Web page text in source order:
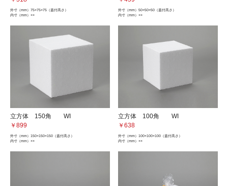
外寸（mm） 75×75×75（蓋付高さ）
内寸（mm） ××
外寸（mm） 50×50×50（蓋付高さ）
内寸（mm） ××
立方体 150角 WI
￥899
外寸（mm） 150×150×150（蓋付高さ）
内寸（mm） ××
立方体 100角 WI
￥638
外寸（mm） 100×100×100（蓋付高さ）
内寸（mm） ××